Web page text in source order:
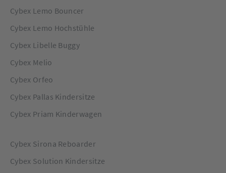
Cybex Lemo Bouncer
Cybex Lemo Hochstühle
Cybex Libelle Buggy
Cybex Melio
Cybex Orfeo
Cybex Pallas Kindersitze
Cybex Priam Kinderwagen
Cybex Sirona Reboarder
Cybex Solution Kindersitze